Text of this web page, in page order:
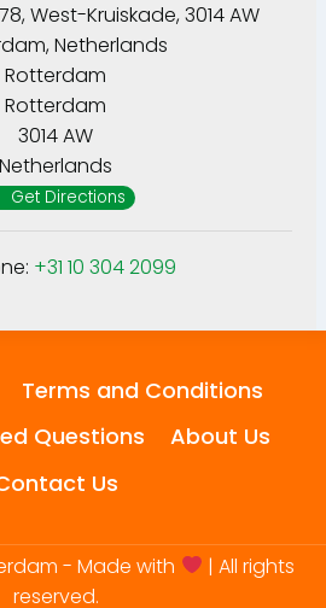
West-Kruiskade, 3014 AW
Netherlands
Rotterdam
Rotterdam
3014 AW
Netherlands
Get Directions
+31 10 304 2099
Terms and Conditions
Questions
About Us
Us
- Made with
| All rights
reserved.